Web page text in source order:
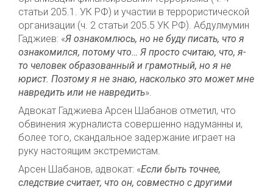
статьи 205.1. УК РФ) и участии в террористической
организации (ч. 2 статьи 205.5 УК РФ). Абдулмумин
Гаджиев: «Я ознакомлюсь, но не буду писать, что я
ознакомился, потому что… Я просто считаю, что, я-
то человек образованный и грамотный, но я не
юрист. Поэтому я не знаю, насколько это может мне
навредить или не навредить».
Адвокат Гаджиева Арсен Шабанов отметил, что
обвинения журналиста совершенно надуманны и,
более того, скандальное задержание играет на
руку настоящим экстремистам.
Арсен Шабанов, адвокат: «Если быть точнее,
следствие считает, что он, совместно с другими